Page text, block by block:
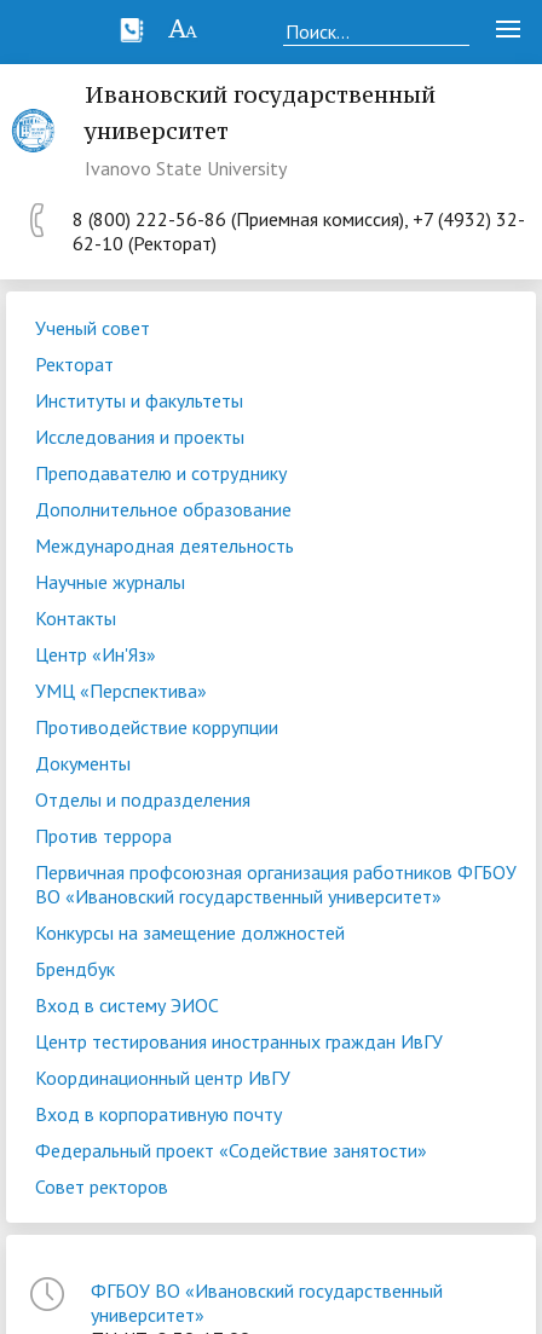
Ивановский государственный
университет
Ivanovo State University
8 (800) 222-56-86 (Приемная комиссия), +7 (4932) 32-
62-10 (Ректорат)
Ученый совет
Ректорат
Институты и факультеты
Исследования и проекты
Преподавателю и сотруднику
Дополнительное образование
Международная деятельность
Научные журналы
Контакты
Центр «Ин'Яз»
УМЦ «Перспектива»
Противодействие коррупции
Документы
Отделы и подразделения
Против террора
Первичная профсоюзная организация работников ФГБОУ
ВО «Ивановский государственный университет»
Конкурсы на замещение должностей
Брендбук
Вход в систему ЭИОС
Центр тестирования иностранных граждан ИвГУ
Координационный центр ИвГУ
Вход в корпоративную почту
Федеральный проект «Содействие занятости»
Совет ректоров
ФГБОУ ВО «Ивановский государственный
университет»